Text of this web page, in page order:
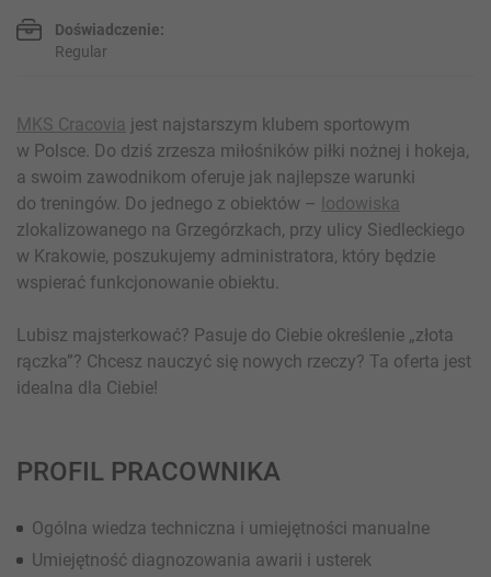
Doświadczenie:
Regular
MKS Cracovia jest najstarszym klubem sportowym
w Polsce. Do dziś zrzesza miłośników piłki nożnej i hokeja,
a swoim zawodnikom oferuje jak najlepsze warunki
do treningów. Do jednego z obiektów – lodowiska
zlokalizowanego na Grzegórzkach, przy ulicy Siedleckiego
w Krakowie, poszukujemy administratora, który będzie
wspierać funkcjonowanie obiektu.
Lubisz majsterkować? Pasuje do Ciebie określenie „złota
rączka”? Chcesz nauczyć się nowych rzeczy? Ta oferta jest
idealna dla Ciebie!
PROFIL PRACOWNIKA
Ogólna wiedza techniczna i umiejętności manualne
Umiejętność diagnozowania awarii i usterek